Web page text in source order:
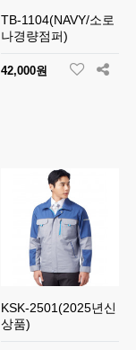
TB-1104(NAVY/소로
나경량점퍼)
42,000원
KSK-2501(2025년신
상품)